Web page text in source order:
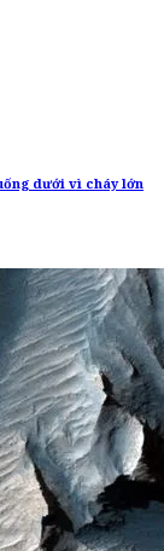
dưới vì cháy lớn